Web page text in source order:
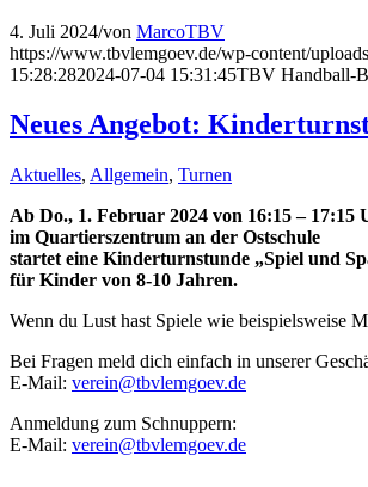
4. Juli 2024/von MarcoTBV
https://www.tbvlemgoev.de/wp-content/
15:28:282024-07-04 15:31:45TBV Handball-
Neues Angebot:
Aktuelles, Allgemein, Turnen
Ab Do., 1. Februar 2024 von 16:15 – 17:15
im Quartierszentrum an der Ostschule
startet eine Kinderturnstunde „Spiel und
für Kinder von 8-10 Jahren.
Wenn du Lust hast Spiele wie beispielsweise
Bei Fragen meld dich einfach in unserer
E-Mail: verein@tbvlemgoev.de
Anmeldung zum Schnuppern:
E-Mail: verein@tbvlemgoev.de